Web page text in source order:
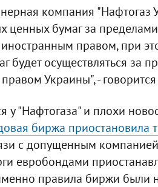
компания "Нафтогаз
ценных бумаг за
иностранным правом, при
будет осуществляться за
правом Украины", -
"Нафтогаза" и плохи
биржа приостановила
с допущенным
евробондами
правила биржи были